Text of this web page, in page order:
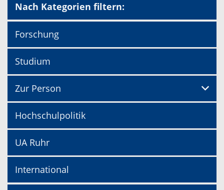
Nach Kategorien filtern:
Forschung
Studium
Zur Person
Hochschulpolitik
UA Ruhr
International